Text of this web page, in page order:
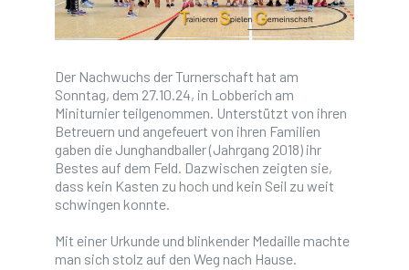
Der Nachwuchs der Turnerschaft hat am
Sonntag, dem 27.10.24, in Lobberich am
Miniturnier teilgenommen. Unterstützt von ihren
Betreuern und angefeuert von ihren Familien
gaben die Junghandballer (Jahrgang 2018) ihr
Bestes auf dem Feld. Dazwischen zeigten sie,
dass kein Kasten zu hoch und kein Seil zu weit
schwingen konnte.
Mit einer Urkunde und blinkender Medaille machte
man sich stolz auf den Weg nach Hause.